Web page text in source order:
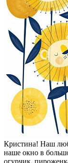
Кристина! Наш
наше окно в
огурчик,